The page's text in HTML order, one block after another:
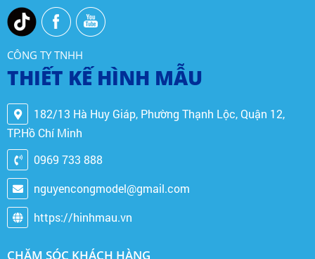
CÔNG TY TNHH
THIẾT KẾ HÌNH MẪU
182/13 Hà Huy Giáp, Phường Thạnh Lộc, Quận 12,
TP.Hồ Chí Minh
0969 733 888
nguyencongmodel@gmail.com
https://hinhmau.vn
CHĂM SÓC KHÁCH HÀNG